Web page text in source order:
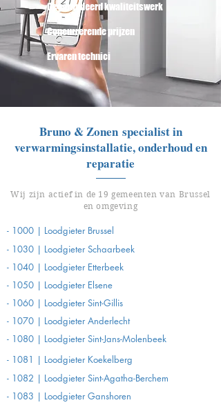
Gegarandeerd kwaliteitswerk
Concurrerende prijzen
Ervaren technici
Bruno & Zonen specialist in
verwarmingsinstallatie, onderhoud en
reparatie
Wij zijn actief in de 19 gemeenten van Brussel
en omgeving
- 1000 | Loodgieter Brussel
- 1030 | Loodgieter Schaarbeek
- 1040 | Loodgieter Etterbeek
- 1050 | Loodgieter Elsene
- 1060 | Loodgieter Sint-Gillis
- 1070 | Loodgieter Anderlecht
- 1080 | Loodgieter Sint-Jans-Molenbeek
- 1081 | Loodgieter Koekelberg
- 1082 | Loodgieter Sint-Agatha-Berchem
- 1083 | Loodgieter Ganshoren